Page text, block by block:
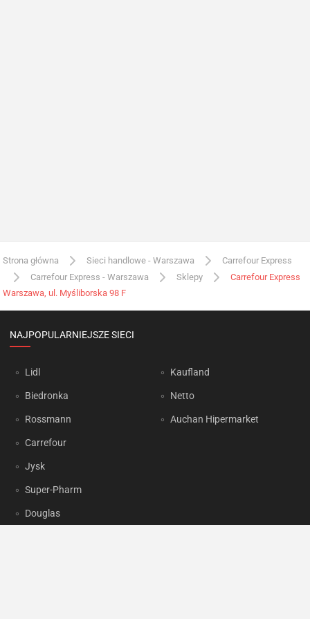
Strona główna Sieci handlowe - Warszawa
Carrefour Express
Carrefour Express - Warszawa
Sklepy
Carrefour Express
Warszawa, ul. Myśliborska 98 F
NAJPOPULARNIEJSZE SIECI
Lidl
Biedronka
Rossmann
Carrefour
Jysk
Super-Pharm
Douglas
Kaufland
Netto
Auchan Hipermarket